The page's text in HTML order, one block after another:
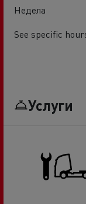
Недела
See specific
Услуги